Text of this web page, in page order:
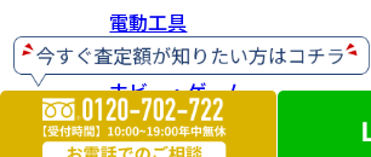
電動工具
ホビー・ゲーム
楽器